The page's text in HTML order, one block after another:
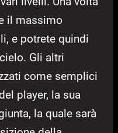
il massimo
e potrete quindi
Gli altri
come semplici
player, la sua
la quale sarà